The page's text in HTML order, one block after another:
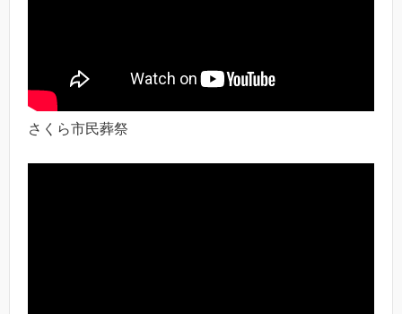
さくら市民葬祭